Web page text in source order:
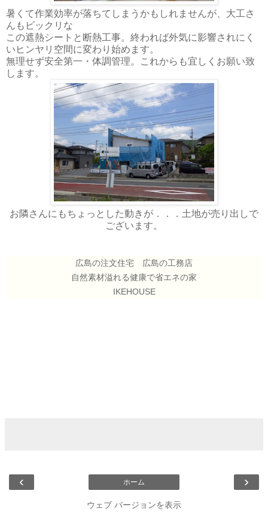
暑くて作業効率が落ちてしまうかもしれませんが、大工さ
んもビックリな
この遮熱シートと断熱工事。終われば外気に影響されにく
いヒンヤリ空間に変わり始めます。
無理せず安全第一・体調管理。これからも宜しくお願い致
します。
お隣さんにもちょっとした動きが．．．土地が売り出しで
ございます。
広島の注文住宅 広島の工務店
自然素材溢れる健康で省エネの家
IKEHOUSE
‹ ›
ホーム
ウェブ バージョンを表示